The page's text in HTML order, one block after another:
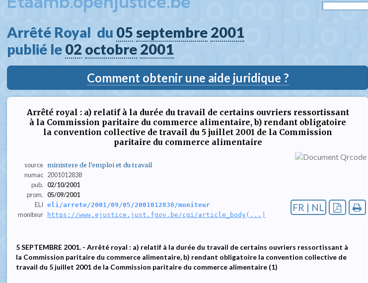
Arrêté Royal  du 05 septembre 2001
publié le 02 octobre 2001
Comment obtenir une aide juridique ?
Arrêté royal : a) relatif à la durée du travail de certains ouvriers ressortissant
à la Commission paritaire du commerce alimentaire, b) rendant obligatoire
la convention collective de travail du 5 juillet 2001 de la Commission
paritaire du commerce alimentaire
source ministere de l'emploi et du travail
numac 2001012838
pub.
02/10/2001
prom.
05/09/2001
ELI eli/arrete/2001/09/05/2001012838/moniteur
moniteur https://www.ejustice.just.fgov.be/cgi/article_body(...)
FR | NL
5 SEPTEMBRE 2001. - Arrêté royal : a) relatif à la durée du travail de certains ouvriers ressortissant à
la Commission paritaire du commerce alimentaire, b) rendant obligatoire la convention collective de
travail du 5 juillet 2001 de la Commission paritaire du commerce alimentaire (1)